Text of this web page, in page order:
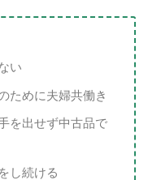
い
ために夫婦共働き
を出せず中古品で
し続ける